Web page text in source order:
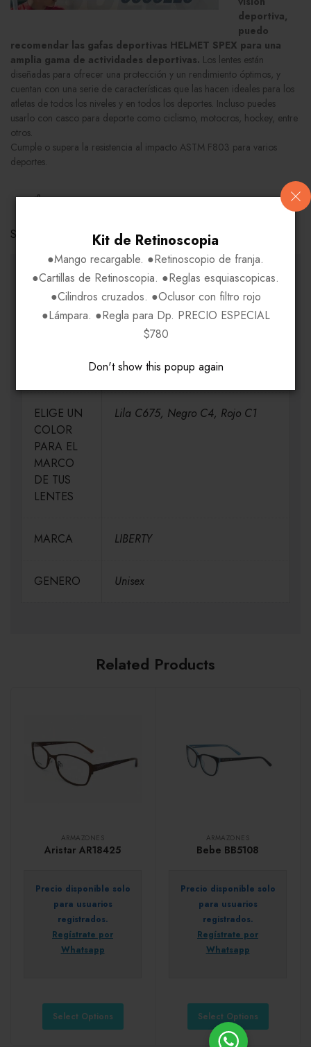
Kit de Retinoscopia
●Mango recargable. ●Retinoscopio de franja.
●Cartillas de Retinoscopia. ●Reglas esquiascopicas.
●Cilindros cruzados. ●Oclusor con filtro rojo
●Lámpara. ●Regla para Dp. PRECIO ESPECIAL
$780
Don't show this popup again
deportiva,
puedo
recomendar las gafas deportivas HELMET SPEX para una
amplia gama de actividades deportivas. Los lentes están
diseñadas para ofrecer una protección y un rendimiento óptimos, y
cuentan con una serie de características que las hacen ideales para los
atletas de todos los niveles y en todos los deportes. Incluso puedes
usarlo con casco para deporte como ciclismo, motocros, hockey, entre
otros.
Cumple o supera la resistencia al impacto ASTM F803 para varios
deportes.
COMPARE
Share Link:
INFORMACIÓN ADICIONAL
H53-V33-P17-VA130
Policarbonato
ELIGE UN
COLOR
PARA EL
MARCO
DE TUS
LENTES
Lila C675, Negro C4, Rojo C1
MARCA LIBERTY
GENERO Unisex
Related Products
ARMAZONES
Aristar AR18425
Precio disponible solo
para usuarios
registrados.
Regístrate por
Whatsapp
Select Options
ARMAZONES
Bebe BB5108
Precio disponible solo
para usuarios
registrados.
Regístrate por
Whatsapp
Select Options